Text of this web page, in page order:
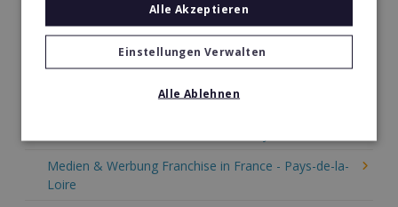
Immobilien Franchise in France - Pays-de-la-Loire
Kinder & Erziehung Franchise in France - Pays-de-la-
Loire
Kosmetik Franchise in France - Pays-de-la-Loire
Medien & Werbung Franchise in France - Pays-de-la-
Loire
Alle Akzeptieren
Einstellungen Verwalten
Alle Ablehnen